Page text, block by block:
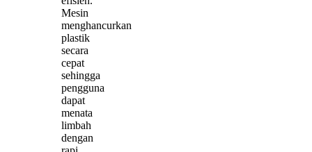
Mesin
menghancurkan
plastik
secara
cepat
sehingga
pengguna
dapat
menata
limbah
dengan